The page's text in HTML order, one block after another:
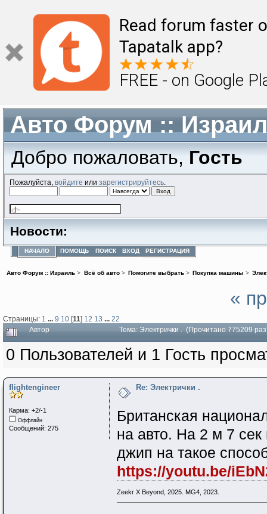
Read forum faster
Tapatalk app?
FREE - on Google
Авто Форум ::
Добро пожаловать,Гость
Пожалуйста,войдите илизарегистрируйтесь
Новости:
НАЧАЛО ПОМОЩЬ ПОИСК ВХОД РЕГИСТРАЦИЯ
Авто Форум :: Израиль > Всё об авто> Помогите выбрать> Покупка машины >
«
Страницы: 1 ... 9 10 [11] 12 13 ... 22
Автор Тема: Электрички . (Прочитано 775209
0 Пользователей и 1 Гость
flightengineer
Карма: +2/-1
Оффлайн
Сообщений: 275
Re: Электрички .
Британская
на авто. На 2 м 7
джип на такое
https://youtu.be/
Zeekr X Beyond, 2025. MG4, 2023.